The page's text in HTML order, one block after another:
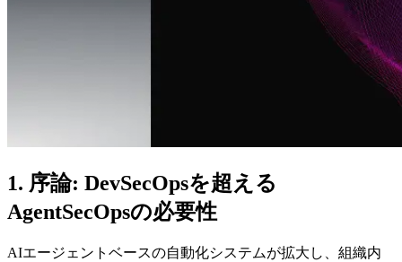
1. 序論: DevSecOpsを超える
AgentSecOpsの必要性
AIエージェントベースの自動化システムが拡大し、組織内